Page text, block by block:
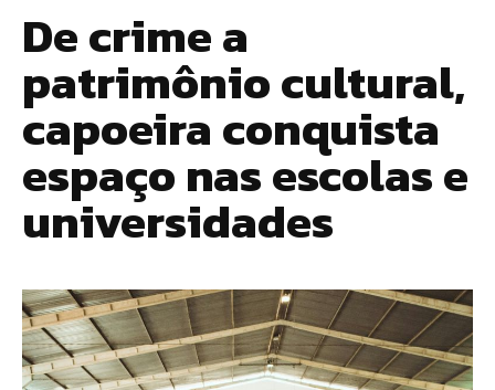
De crime a
patrimônio cultural,
capoeira conquista
espaço nas escolas e
universidades